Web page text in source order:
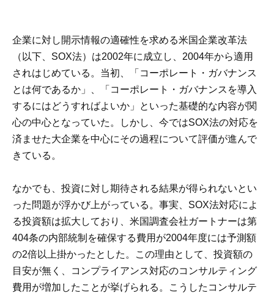
企業に対し開示情報の適確性を求める米国企業改革法
（以下、SOX法）は2002年に成立し、2004年から適用
されはじめている。当初、「コーポレート・ガバナンス
とは何であるか」、「コーポレート・ガバナンスを導入
するにはどうすればよいか」といった基礎的な内容が関
心の中心となっていた。しかし、今ではSOX法の対応を
済ませた大企業を中心にその過程について評価が進んで
きている。
なかでも、投資に対し期待される結果が得られないとい
った問題が浮かび上がっている。事実、SOX法対応によ
る投資額は拡大しており、米国調査会社ガートナーは第
404条の内部統制を確保する費用が2004年度には予測額
の2倍以上掛かったとした。この理由として、投資額の
目安が無く、コンプライアンス対応のコンサルティング
費用が増加したことが挙げられる。こうしたコンサルテ